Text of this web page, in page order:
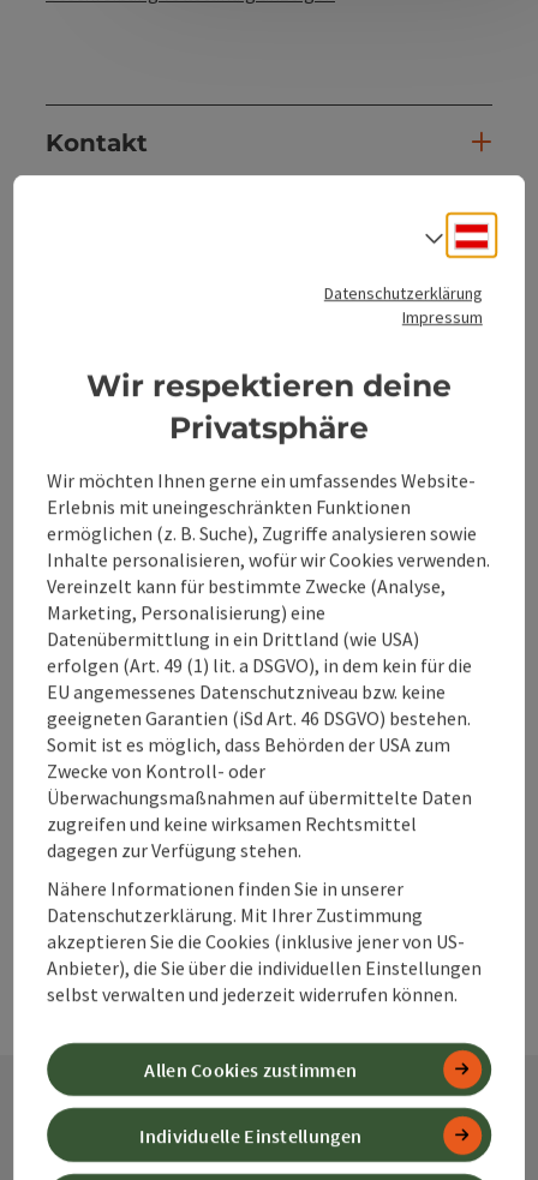
Kontakt
Eignung
Barrierefreiheit
Mehr Entdecken
Beitrag merken
zum Merkzettel
PDF erstellen
Beitrag drucken
In der Nähe
powered byTOURDATA Änderung vorschlagen
Kontakt
Datenschutzerklärung
Impressum
Wir respektieren deine
Privatsphäre
Wir möchten Ihnen gerne ein umfassendes Website-
Erlebnis mit uneingeschränkten Funktionen
ermöglichen (z. B. Suche), Zugriffe analysieren sowie
Inhalte personalisieren, wofür wir Cookies verwenden.
Vereinzelt kann für bestimmte Zwecke (Analyse,
Marketing, Personalisierung) eine
Datenübermittlung in ein Drittland (wie USA)
erfolgen (Art. 49 (1) lit. a DSGVO), in dem kein für die
EU angemessenes Datenschutzniveau bzw. keine
geeigneten Garantien (iSd Art. 46 DSGVO) bestehen.
Somit ist es möglich, dass Behörden der USA zum
Zwecke von Kontroll- oder
Überwachungsmaßnahmen auf übermittelte Daten
zugreifen und keine wirksamen Rechtsmittel
dagegen zur Verfügung stehen.
Nähere Informationen finden Sie in unserer
Datenschutzerklärung. Mit Ihrer Zustimmung
akzeptieren Sie die Cookies (inklusive jener von US-
Anbieter), die Sie über die individuellen Einstellungen
selbst verwalten und jederzeit widerrufen können.
Individuelle Einstellungen
Allen Cookies zustimmen